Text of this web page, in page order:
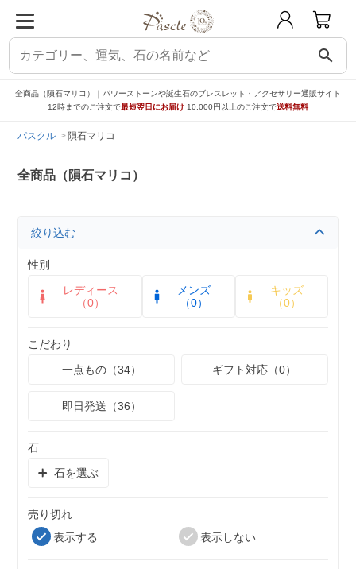
search
全商品（隕石マリコ）｜パワーストーンや誕生石のブレスレット・アクセサリー通販サイト
12時までのご注文で最短翌日にお届け 10,000円以上のご注文で送料無料
パスクル 隕石マリコ
全商品（隕石マリコ）
絞り込む
性別
レディース
（0）
メンズ
（0）
キッズ
（0）
こだわり
一点もの（34）
ギフト対応（0）
即日発送（36）
石
石を選ぶ
売り切れ
表示する
表示しない